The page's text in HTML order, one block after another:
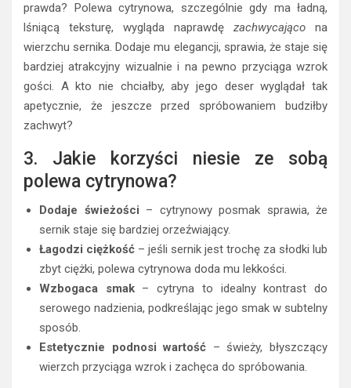
prawda? Polewa cytrynowa, szczególnie gdy ma ładną,
lśniącą teksturę, wygląda naprawdę zachwycająco na
wierzchu sernika. Dodaje mu elegancji, sprawia, że staje się
bardziej atrakcyjny wizualnie i na pewno przyciąga wzrok
gości. A kto nie chciałby, aby jego deser wyglądał tak
apetycznie, że jeszcze przed spróbowaniem budziłby
zachwyt?
3. Jakie korzyści niesie ze sobą
polewa cytrynowa?
Dodaje świeżości – cytrynowy posmak sprawia, że
sernik staje się bardziej orzeźwiający.
Łagodzi ciężkość – jeśli sernik jest trochę za słodki lub
zbyt ciężki, polewa cytrynowa doda mu lekkości.
Wzbogaca smak– cytryna to idealny kontrast do
serowego nadzienia, podkreślając jego smak w subtelny
sposób.
Estetycznie podnosi wartość – świeży, błyszczący
wierzch przyciąga wzrok i zachęca do spróbowania.